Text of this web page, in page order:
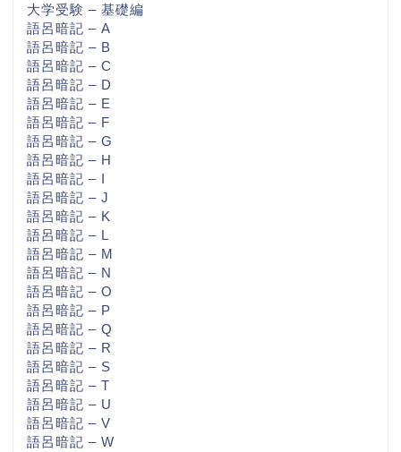
大学受験 – 基礎編
語呂暗記 – A
語呂暗記 – B
語呂暗記 – C
語呂暗記 – D
語呂暗記 – E
語呂暗記 – F
語呂暗記 – G
語呂暗記 – H
語呂暗記 – I
語呂暗記 – J
語呂暗記 – K
語呂暗記 – L
語呂暗記 – M
語呂暗記 – N
語呂暗記 – O
語呂暗記 – P
語呂暗記 – Q
語呂暗記 – R
語呂暗記 – S
語呂暗記 – T
語呂暗記 – U
語呂暗記 – V
語呂暗記 – W